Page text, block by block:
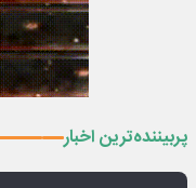
پربیننده‌ترین اخبار